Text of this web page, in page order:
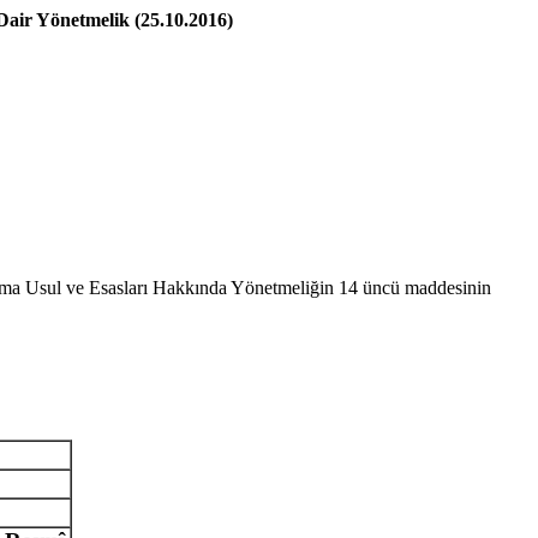
Yönetmelik (25.10.2016)
Usul ve Esasları Hakkında Yönetmeliğin 14 üncü maddesinin